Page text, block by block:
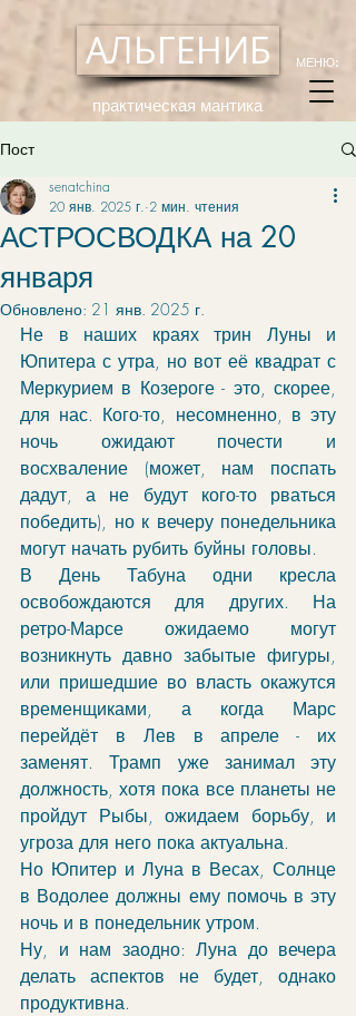
АЛЬГЕНИБ
практическая мантика
МЕНЮ:
Пост
АСТРОСВОДКА на 20
января
senatchina
20 янв. 2025 г. 2 мин. чтения
Обновлено: 21 янв. 2025 г.
Не в наших краях трин Луны и
Юпитера с утра, но вот её квадрат с
Меркурием в Козероге - это, скорее,
для нас. Кого-то, несомненно, в эту
ночь ожидают почести и
восхваление (может, нам поспать
дадут, а не будут кого-то рваться
победить), но к вечеру понедельника
могут начать рубить буйны головы.
В День Табуна одни кресла
освобождаются для других. На
ретро-Марсе ожидаемо могут
возникнуть давно забытые фигуры,
или пришедшие во власть окажутся
временщиками, а когда Марс
перейдёт в Лев в апреле - их
заменят. Трамп уже занимал эту
должность, хотя пока все планеты не
пройдут Рыбы, ожидаем борьбу, и
угроза для него пока актуальна.
Но Юпитер и Луна в Весах, Солнце
в Водолее должны ему помочь в эту
ночь и в понедельник утром.
Ну, и нам заодно: Луна до вечера
делать аспектов не будет, однако
продуктивна.